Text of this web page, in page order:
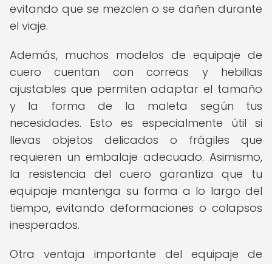
evitando que se mezclen o se dañen durante
el viaje.
Además, muchos modelos de equipaje de
cuero cuentan con correas y hebillas
ajustables que permiten adaptar el tamaño
y la forma de la maleta según tus
necesidades. Esto es especialmente útil si
llevas objetos delicados o frágiles que
requieren un embalaje adecuado. Asimismo,
la resistencia del cuero garantiza que tu
equipaje mantenga su forma a lo largo del
tiempo, evitando deformaciones o colapsos
inesperados.
Otra ventaja importante del equipaje de